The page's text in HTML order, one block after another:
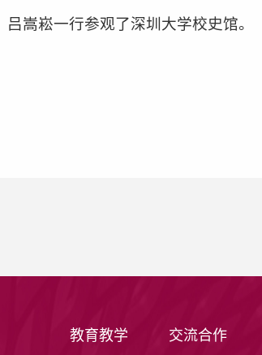
吕嵩崧一行参观了深圳大学校史馆。
教育教学 交流合作